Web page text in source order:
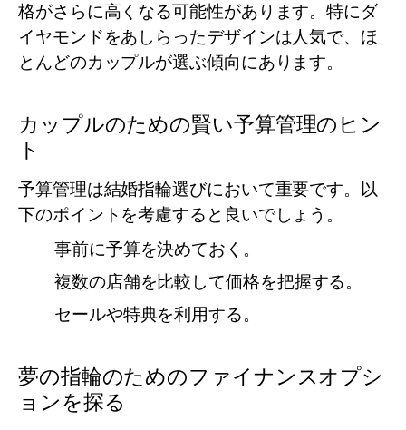
格がさらに高くなる可能性があります。特にダ
イヤモンドをあしらったデザインは人気で、ほ
とんどのカップルが選ぶ傾向にあります。
カップルのための賢い予算管理のヒン
ト
予算管理は結婚指輪選びにおいて重要です。以
下のポイントを考慮すると良いでしょう。
事前に予算を決めておく。
複数の店舗を比較して価格を把握する。
セールや特典を利用する。
夢の指輪のためのファイナンスオプシ
ョンを探る